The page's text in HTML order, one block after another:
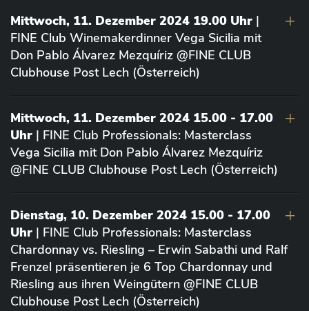
Mittwoch, 11. Dezember 2024 19.00 Uhr |
FINE Club Winemakerdinner Vega Sicilia mit
Don Pablo Álvarez Mezquíriz @FINE CLUB
Clubhouse Post Lech (Österreich)
Mittwoch, 11. Dezember 2024 15.00 - 17.00
Uhr | FINE Club Professionals: Masterclass
Vega Sicilia mit Don Pablo Álvarez Mezquíriz
@FINE CLUB Clubhouse Post Lech (Österreich)
Dienstag, 10. Dezember 2024 15.00 - 17.00
Uhr | FINE Club Professionals: Masterclass
Chardonnay vs. Riesling – Erwin Sabathi und Ralf
Frenzel präsentieren je 6 Top Chardonnay und
Riesling aus ihren Weingütern @FINE CLUB
Clubhouse Post Lech (Österreich)